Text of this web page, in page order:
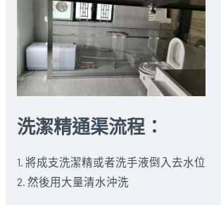
洗潔精通渠流程：
1. 將成支洗潔精或者洗手液倒入去水位
2. 然後用大量清水沖洗